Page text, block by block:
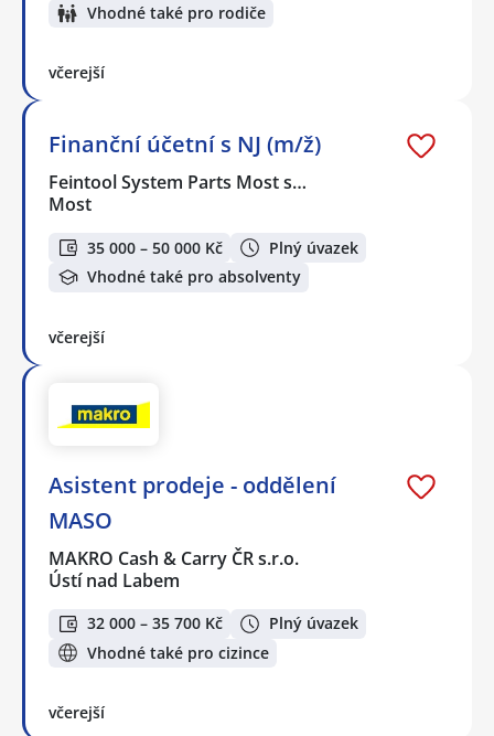
Vhodné také pro rodiče
včerejší
Finanční účetní s NJ (m/ž)
Feintool System Parts Most s…
Most
35 000 – 50 000 Kč
Plný úvazek
Vhodné také pro absolventy
včerejší
Asistent prodeje - oddělení
MASO
MAKRO Cash & Carry ČR s.r.o.
Ústí nad Labem
32 000 – 35 700 Kč
Plný úvazek
Vhodné také pro cizince
včerejší